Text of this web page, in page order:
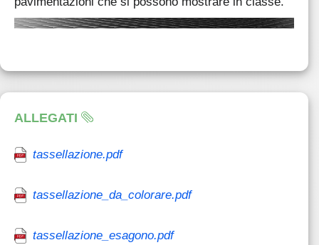
ALLEGATI
tassellazione.pdf
tassellazione_da_colorare.pdf
tassellazione_esagono.pdf